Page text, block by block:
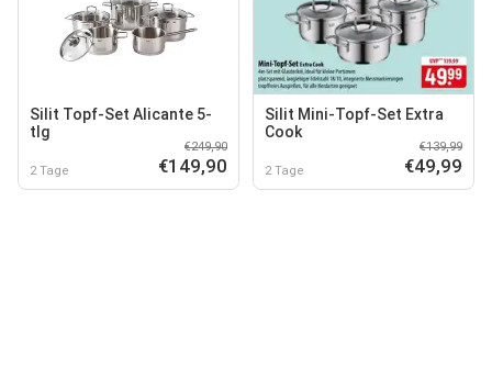
Silit Topf-Set Alicante 5-
tlg
2 Tage
€249,90
€149,90
Silit Mini-Topf-Set Extra
Cook
2 Tage
€139,99
€49,99